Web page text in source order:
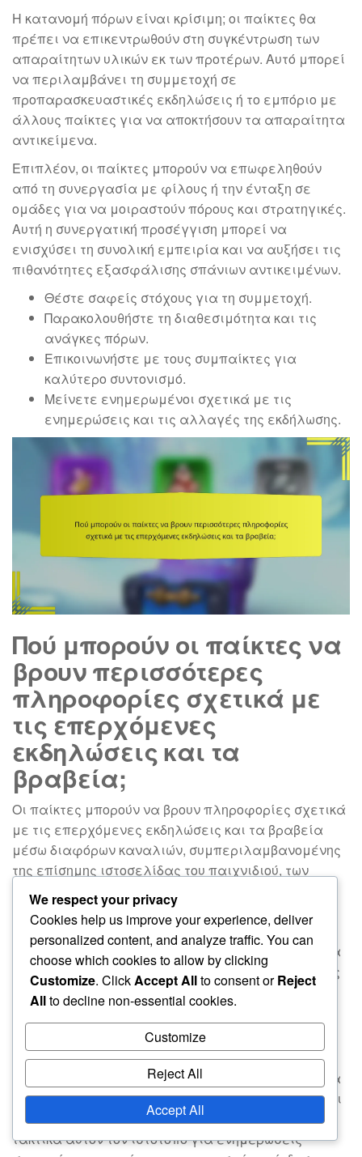
Η κατανομή πόρων είναι κρίσιμη; οι παίκτες θα
πρέπει να επικεντρωθούν στη συγκέντρωση των
απαραίτητων υλικών εκ των προτέρων. Αυτό μπορεί
να περιλαμβάνει τη συμμετοχή σε
προπαρασκευαστικές εκδηλώσεις ή το εμπόριο με
άλλους παίκτες για να αποκτήσουν τα απαραίτητα
αντικείμενα.
Επιπλέον, οι παίκτες μπορούν να επωφεληθούν
από τη συνεργασία με φίλους ή την ένταξη σε
ομάδες για να μοιραστούν πόρους και στρατηγικές.
Αυτή η συνεργατική προσέγγιση μπορεί να
ενισχύσει τη συνολική εμπειρία και να αυξήσει τις
πιθανότητες εξασφάλισης σπάνιων αντικειμένων.
Θέστε σαφείς στόχους για τη συμμετοχή.
Παρακολουθήστε τη διαθεσιμότητα και τις
ανάγκες πόρων.
Επικοινωνήστε με τους συμπαίκτες για
καλύτερο συντονισμό.
Μείνετε ενημερωμένοι σχετικά με τις
ενημερώσεις και τις αλλαγές της εκδήλωσης.
Πού μπορούν οι παίκτες να
βρουν περισσότερες
πληροφορίες σχετικά με
τις επερχόμενες
εκδηλώσεις και τα
βραβεία;
Οι παίκτες μπορούν να βρουν πληροφορίες σχετικά
με τις επερχόμενες εκδηλώσεις και τα βραβεία
μέσω διαφόρων καναλιών, συμπεριλαμβανομένης
της επίσημης ιστοσελίδας του παιχνιδιού, των
κοινωνικών μέσων και των κοινοτικών φόρουμ. Η
παραμονή συνδεδεμένων μέσω ενημερωτικών
δελτίων και ιστολογίων που σχετίζονται με το
παιχνίδι διασφαλίζει επίσης ότι οι παίκτες δεν θα
χάσουν τα ορόσημα περιορισμένης έκδοσης και τις
αποκλειστικές ανταμοιβές.
Επίσημες ανακοινώσεις και
ενημερώσεις παιχνιδιού
Η επίσημη ιστοσελίδα του παιχνιδιού είναι η κύρια
πηγή για ανακοινώσεις σχετικά με εκδηλώσεις και
βραβεία. Οι παίκτες θα πρέπει να ελέγχουν
τακτικά αυτόν τον ιστότοπο για ενημερώσεις
We respect your privacy
Cookies help us improve your experience, deliver
personalized content, and analyze traffic. You can
choose which cookies to allow by clicking
Customize. ClickAccept Allto consent orReject
Allto decline non-essential cookies.
Customize
Reject All
Accept All